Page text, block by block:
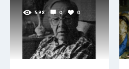
598 0 0